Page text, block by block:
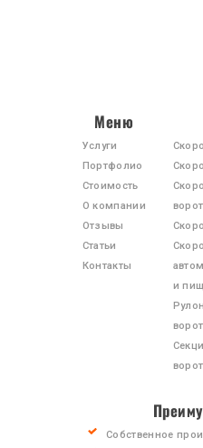
ПРОДУКЦИЯ
УСЛУГИ
ПОРТФОЛИО
КОНТАКТЫ
Меню
Услуги
Портфолио
Стоимость
О компании
Отзывы
Статьи
Контакты
и
Собственное